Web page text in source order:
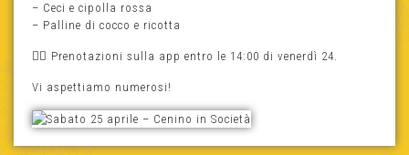
– Ceci e cipolla rossa
– Palline di cocco e ricotta
👉🏻 Prenotazioni sulla app entro le 14:00 di venerdì 24.
Vi aspettiamo numerosi!